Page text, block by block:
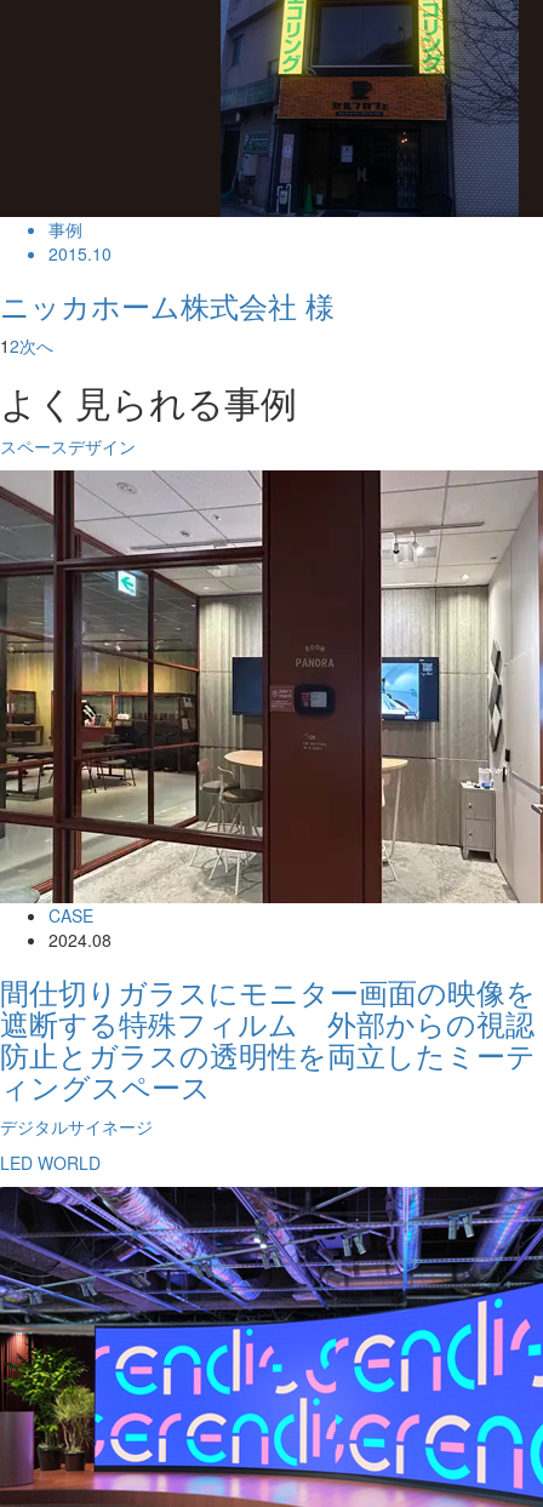
事例
2015.10
ニッカホーム株式会社 様
12次へ
よく見られる事例
スペースデザイン
CASE
2024.08
間仕切りガラスにモニター画面の映像を
遮断する特殊フィルム 外部からの視認
防止とガラスの透明性を両立したミーテ
ィングスペース
デジタルサイネージ
LED WORLD